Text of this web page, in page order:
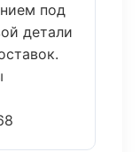
под
детали